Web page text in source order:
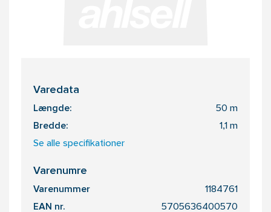
Varedata
Længde: 50 m
Bredde: 1,1 m
Se alle specifikationer
Varenumre
Varenummer 1184761
EAN nr. 5705636400570